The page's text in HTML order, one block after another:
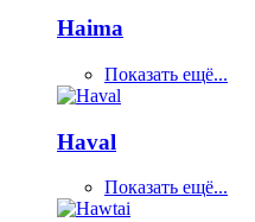
Haima
Показать ещё...
Haval
Показать ещё...